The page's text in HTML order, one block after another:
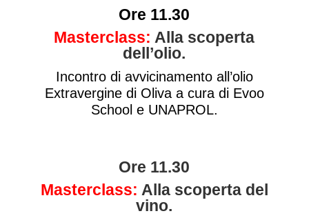
Ore 11.30
Masterclass: Alla scoperta
dell’olio.
Incontro di avvicinamento all’olio
Extravergine di Oliva a cura di Evoo
School e UNAPROL.
Ore 11.30
Masterclass: Alla scoperta del
vino.